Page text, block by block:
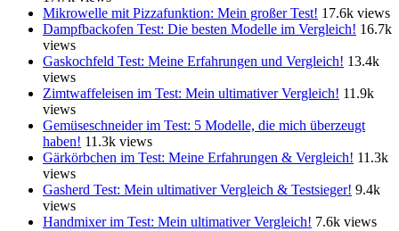
Mikrowelle mit Pizzafunktion: Mein großer Test! 17.6k views
Dampfbackofen Test: Die besten Modelle im Vergleich! 16.7k
views
Gaskochfeld Test: Meine Erfahrungen und Vergleich! 13.4k
views
Zimtwaffeleisen im Test: Mein ultimativer Vergleich! 11.9k
views
Gemüseschneider im Test: 5 Modelle, die mich überzeugt
haben! 11.3k views
Gärkörbchen im Test: Meine Erfahrungen & Vergleich! 11.3k
views
Gasherd Test: Mein ultimativer Vergleich & Testsieger! 9.4k
views
Handmixer im Test: Mein ultimativer Vergleich! 7.6k views